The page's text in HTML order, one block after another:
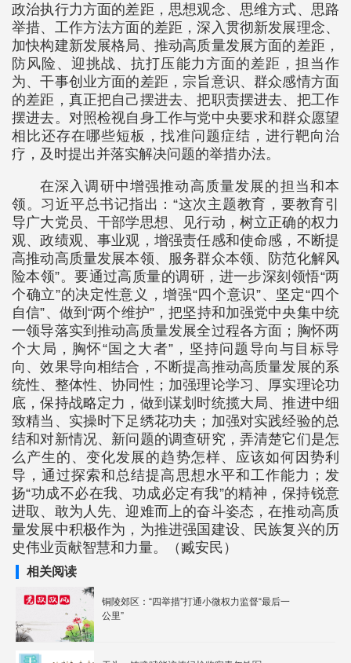
政治执行力方面的差距，思想观念、思维方式、思路
举措、工作方法方面的差距，深入贯彻新发展理念、
加快构建新发展格局、推动高质量发展方面的差距，
防风险、迎挑战、抗打压能力方面的差距，担当作
为、干事创业方面的差距，宗旨意识、群众感情方面
的差距，真正把自己摆进去、把职责摆进去、把工作
摆进去。对照检视自身工作与党中央要求和群众愿望
相比还存在哪些短板，找准问题症结，进行靶向治
疗，及时提出并落实解决问题的举措办法。
在深入调研中增强推动高质量发展的担当和本
领。习近平总书记指出：“这次主题教育，要教育引
导广大党员、干部学思想、见行动，树立正确的权力
观、政绩观、事业观，增强责任感和使命感，不断提
高推动高质量发展本领、服务群众本领、防范化解风
险本领”。要通过高质量的调研，进一步深刻领悟“两
个确立”的决定性意义，增强“四个意识”、坚定“四个
自信”、做到“两个维护”，把坚持和加强党中央集中统
一领导落实到推动高质量发展全过程各方面；胸怀两
个大局，胸怀“国之大者”，坚持问题导向与目标导
向、效果导向相结合，不断提高推动高质量发展的系
统性、整体性、协同性；加强理论学习、厚实理论功
底，保持战略定力，做到谋划时统揽大局、推进中细
致精当、实操时下足绣花功夫；加强对实践经验的总
结和对新情况、新问题的调查研究，弄清楚它们是怎
么产生的、变化发展的趋势怎样、应该如何因势利
导，通过探索和总结提高思想水平和工作能力；发
扬“功成不必在我、功成必定有我”的精神，保持锐意
进取、敢为人先、迎难而上的奋斗姿态，在推动高质
量发展中积极作为，为推进强国建设、民族复兴的历
史伟业贡献智慧和力量。（臧安民）
相关阅读
铜陵郊区：“四举措”打通小微权力监督“最后一
公里”